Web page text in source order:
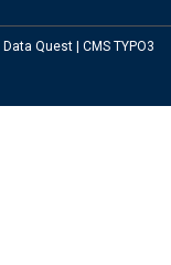
Data Quest CMS TYPO3